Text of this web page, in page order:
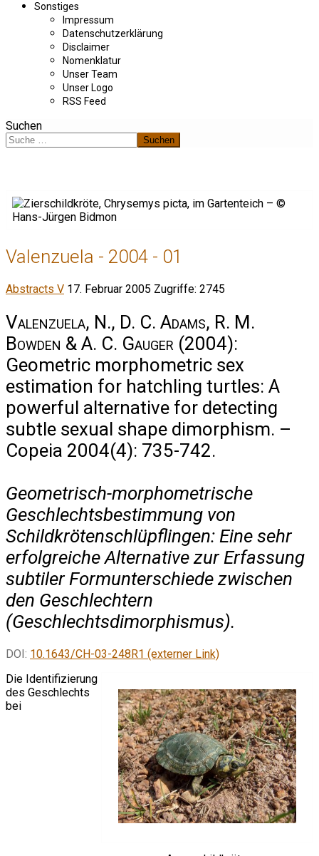
Sonstiges
Impressum
Datenschutzerklärung
Disclaimer
Nomenklatur
Unser Team
Unser Logo
RSS Feed
Suchen
Suchen
Valenzuela - 2004 - 01
Abstracts V 17. Februar 2005 Zugriffe: 2745
Valenzuela, N., D. C. Adams, R. M.
Bowden & A. C. Gauger (2004):
Geometric morphometric sex
estimation for hatchling turtles: A
powerful alternative for detecting
subtle sexual shape dimorphism. –
Copeia 2004(4): 735-742.
Geometrisch-morphometrische
Geschlechtsbestimmung von
Schildkrötenschlüpflingen: Eine sehr
erfolgreiche Alternative zur Erfassung
subtiler Formunterschiede zwischen
den Geschlechtern
(Geschlechtsdimorphismus).
DOI: 10.1643/CH-03-248R1 (externer Link)
Die Identifizierung
des Geschlechts
bei